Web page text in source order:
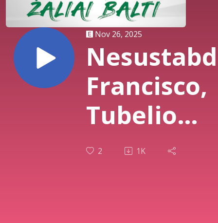
Nov 26, 2025
Francisco,
Tubelio
skaičius,
2 1K